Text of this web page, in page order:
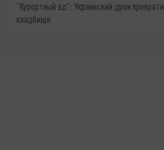
"Курортный ад": Украинский дрон
кладбище